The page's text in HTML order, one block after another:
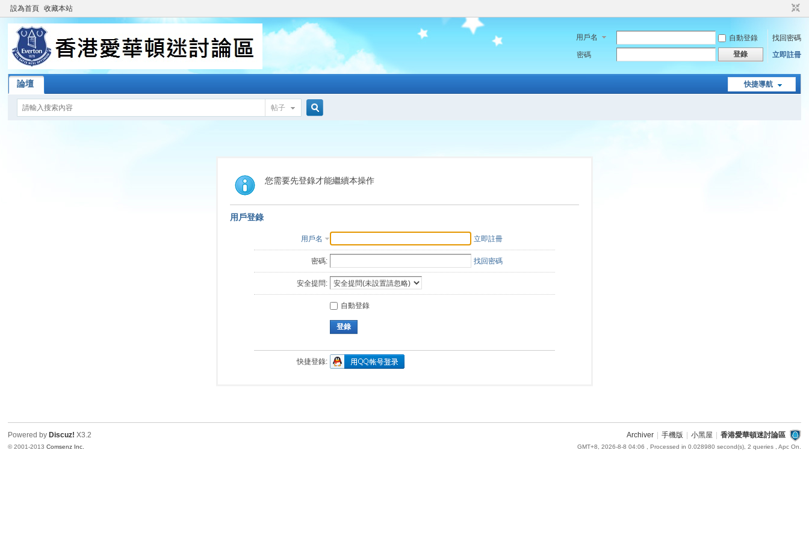
設為首頁 收藏本站
用戶名 自動登錄
找回密碼
密碼
登錄 立即註冊
快捷導航
論壇
帖子
索
您需要先登錄才能繼續本操作
用戶登錄
用戶名 立即註冊
密碼: 找回密碼
安全提問:
自動登錄
登錄
快捷登錄:
Archiver 手機版 小黑屋 香港愛華頓迷討論區
GMT+8, 2026-8-8 04:06 , Processed in 0.028980 second(s), 2 queries , Apc On.
Powered by Discuz! X3.2
© 2001-2013Comsenz Inc.